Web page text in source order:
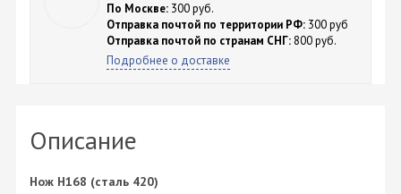
По Москве: 300 руб.
Отправка почтой по территории РФ: 300 руб
Отправка почтой по странам СНГ: 800 руб.
Подробнее о доставке
Описание
Нож H168 (сталь 420)